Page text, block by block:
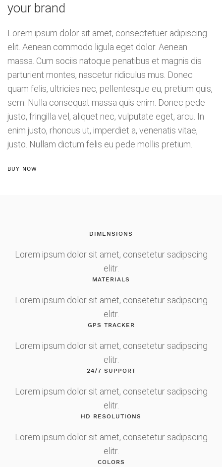
your brand
Lorem ipsum dolor sit amet, consectetuer adipiscing
elit. Aenean commodo ligula eget dolor. Aenean
massa. Cum sociis natoque penatibus et magnis dis
parturient montes, nascetur ridiculus mus. Donec
quam felis, ultricies nec, pellentesque eu, pretium quis,
sem. Nulla consequat massa quis enim. Donec pede
justo, fringilla vel, aliquet nec, vulputate eget, arcu. In
enim justo, rhoncus ut, imperdiet a, venenatis vitae,
justo. Nullam dictum felis eu pede mollis pretium.
BUY NOW
DIMENSIONS
Lorem ipsum dolor sit amet, consetetur sadipscing
elitr.
MATERIALS
Lorem ipsum dolor sit amet, consetetur sadipscing
elitr.
GPS TRACKER
Lorem ipsum dolor sit amet, consetetur sadipscing
elitr.
24/7 SUPPORT
Lorem ipsum dolor sit amet, consetetur sadipscing
elitr.
HD RESOLUTIONS
Lorem ipsum dolor sit amet, consetetur sadipscing
elitr.
COLORS